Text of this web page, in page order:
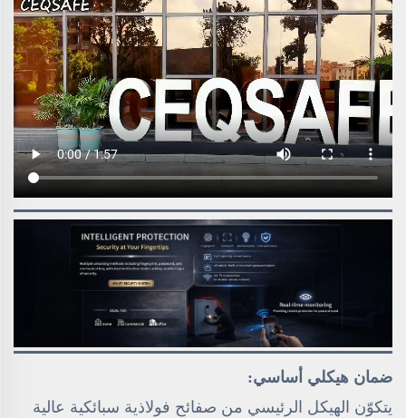
ضمان هيكلي أساسي:
يتكوّن الهيكل الرئيسي من صفائح فولاذية سبائكية عالية